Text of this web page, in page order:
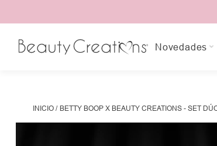
Novedades
INICIO BETTY BOOP X BEAUTY CREATIONS - SET